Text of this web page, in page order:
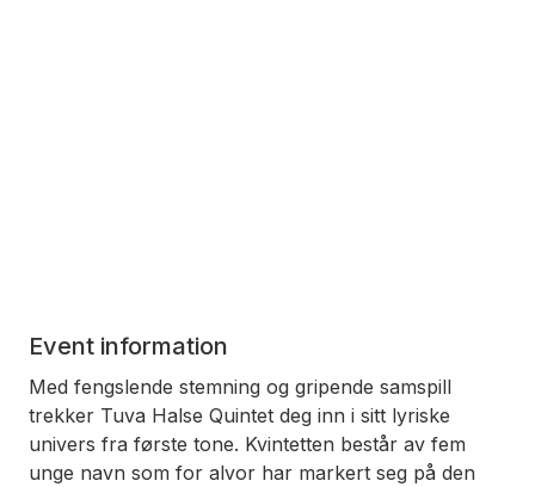
Event information
Med fengslende stemning og gripende samspill
trekker Tuva Halse Quintet deg inn i sitt lyriske
univers fra første tone. Kvintetten består av fem
unge navn som for alvor har markert seg på den